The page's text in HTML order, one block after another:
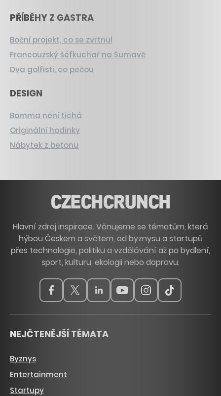
PŘÍBĚHY Z GASTRA
Boční projekt, co se zvrtnul
Francouzský šéfkuchař na Šumavě
Dva golfisti, co pečou
DESIGN
Bomma není tichá
Originální hodinky
Nábytek z betonu
Hlavní zdroj inspirace. Věnujeme se tématům, která
hýbou Českem a světem, od byznysu a startupů
přes technologie, politiku a vzdělávání až po bydlení,
sport, kulturu, ekologii nebo dopravu.
NEJČTENĚJŠÍ TÉMATA
Byznys
Entertainment
Startupy